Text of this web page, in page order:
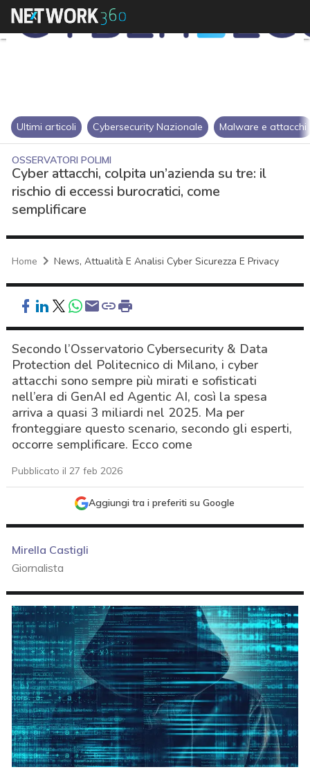
Ultimi articoli Cybersecurity Nazionale Malware e attacchi
OSSERVATORI POLIMI
Cyber attacchi, colpita un’azienda su tre: il
rischio di eccessi burocratici, come
semplificare
Home News, Attualità E Analisi Cyber Sicurezza E Privacy
Secondo l’Osservatorio Cybersecurity & Data
Protection del Politecnico di Milano, i cyber
attacchi sono sempre più mirati e sofisticati
nell’era di GenAI ed Agentic AI, così la spesa
arriva a quasi 3 miliardi nel 2025. Ma per
fronteggiare questo scenario, secondo gli esperti,
occorre semplificare. Ecco come
Pubblicato il 27 feb 2026
Aggiungi tra i preferiti su Google
Mirella Castigli
Giornalista